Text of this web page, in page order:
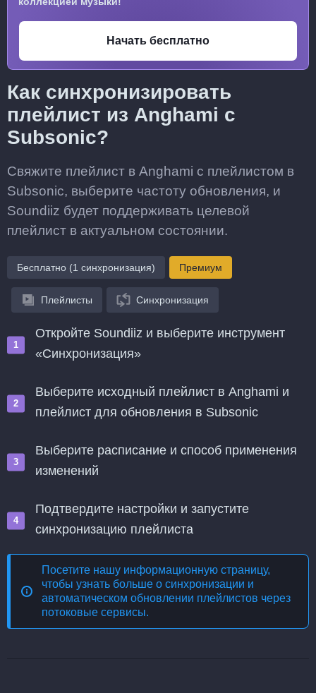
Начать бесплатно
Как синхронизировать
плейлист из Anghami с
Subsonic?
Свяжите плейлист в Anghami с плейлистом в
Subsonic, выберите частоту обновления, и
Soundiiz будет поддерживать целевой
плейлист в актуальном состоянии.
Бесплатно (1 синхронизация) Премиум
Плейлисты Синхронизация
Откройте Soundiiz и выберите инструмент
«Синхронизация»
Выберите исходный плейлист в Anghami и
плейлист для обновления в Subsonic
Выберите расписание и способ применения
изменений
Подтвердите настройки и запустите
синхронизацию плейлиста
Посетите нашу информационную страницу,
чтобы узнать больше о синхронизации и
автоматическом обновлении плейлистов через
потоковые сервисы.